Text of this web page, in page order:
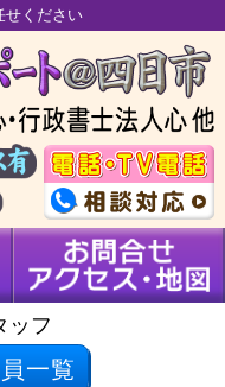
せください
ッフ
一覧